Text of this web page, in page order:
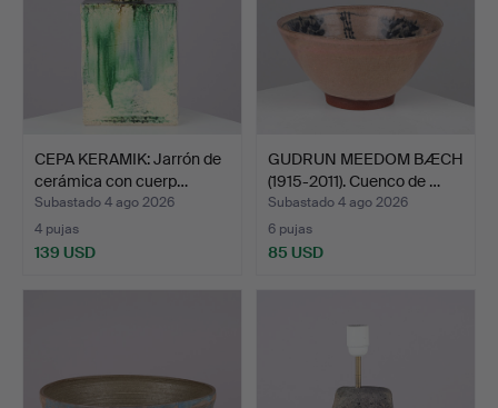
CEPA KERAMIK: Jarrón de
cerámica con cuerp…
Subastado 4 ago 2026
4 pujas
139 USD
GUDRUN MEEDOM BÆCH
(1915-2011). Cuenco de …
Subastado 4 ago 2026
6 pujas
85 USD